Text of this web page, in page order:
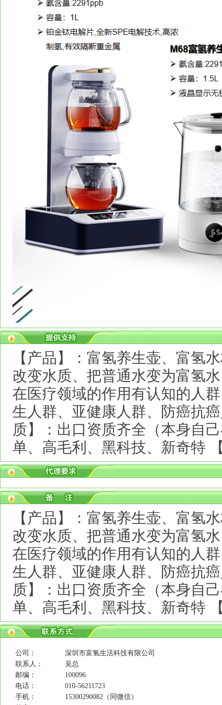
【产品】：富氢养生壶、富氢
改变水质、把普通水变为富氢
在医疗领域的作用有认知的人
生人群、亚健康人群、防癌抗
质】：出口资质齐全（本身自
单、高毛利、黑科技、新奇特
【产品】：富氢养生壶、富氢
改变水质、把普通水变为富氢
在医疗领域的作用有认知的人
生人群、亚健康人群、防癌抗
质】：出口资质齐全（本身自
单、高毛利、黑科技、新奇特
公司：
深圳市富氢生活科技有限公司
联系人：
吴总
邮编：
100096
电话：
010-56211723
手机：
15300290082（同微信）